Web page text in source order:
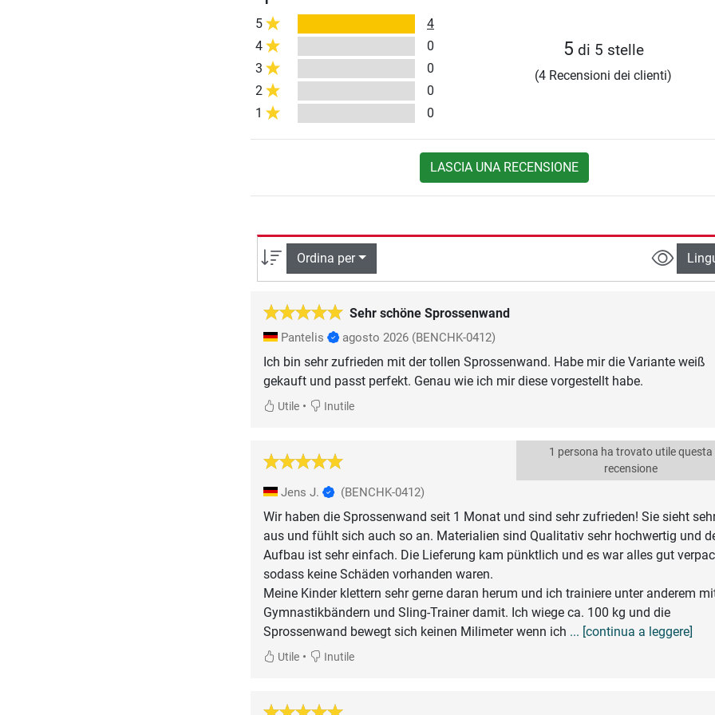
5
4
4
0
3
0
2
0
1
0
5 di 5 stelle
(4 Recensioni dei clienti)
LASCIA UNA RECENSIONE
Ordina per
Sehr schöne Sprossenwand
Pantelis agosto 2026 (BENCHK-0412)
Ich bin sehr zufrieden mit der tollen Sprossenwand. Habe mir die Variante weiß
gekauft und passt perfekt. Genau wie ich mir diese vorgestellt habe.
Utile• Inutile
1 persona ha trovato utile questa
recensione
Jens J. (BENCHK-0412)
Wir haben die Sprossenwand seit 1 Monat und sind sehr zufrieden! Sie sieht
aus und fühlt sich auch so an. Materialien sind Qualitativ sehr hochwertig und
Aufbau ist sehr einfach. Die Lieferung kam pünktlich und es war alles gut
sodass keine Schäden vorhanden waren.
Meine Kinder klettern sehr gerne daran herum und ich trainiere unter anderem
Gymnastikbändern und Sling-Trainer damit. Ich wiege ca. 100 kg und die
Sprossenwand bewegt sich keinen Milimeter wenn ich ... [continua a leggere]
Utile• Inutile